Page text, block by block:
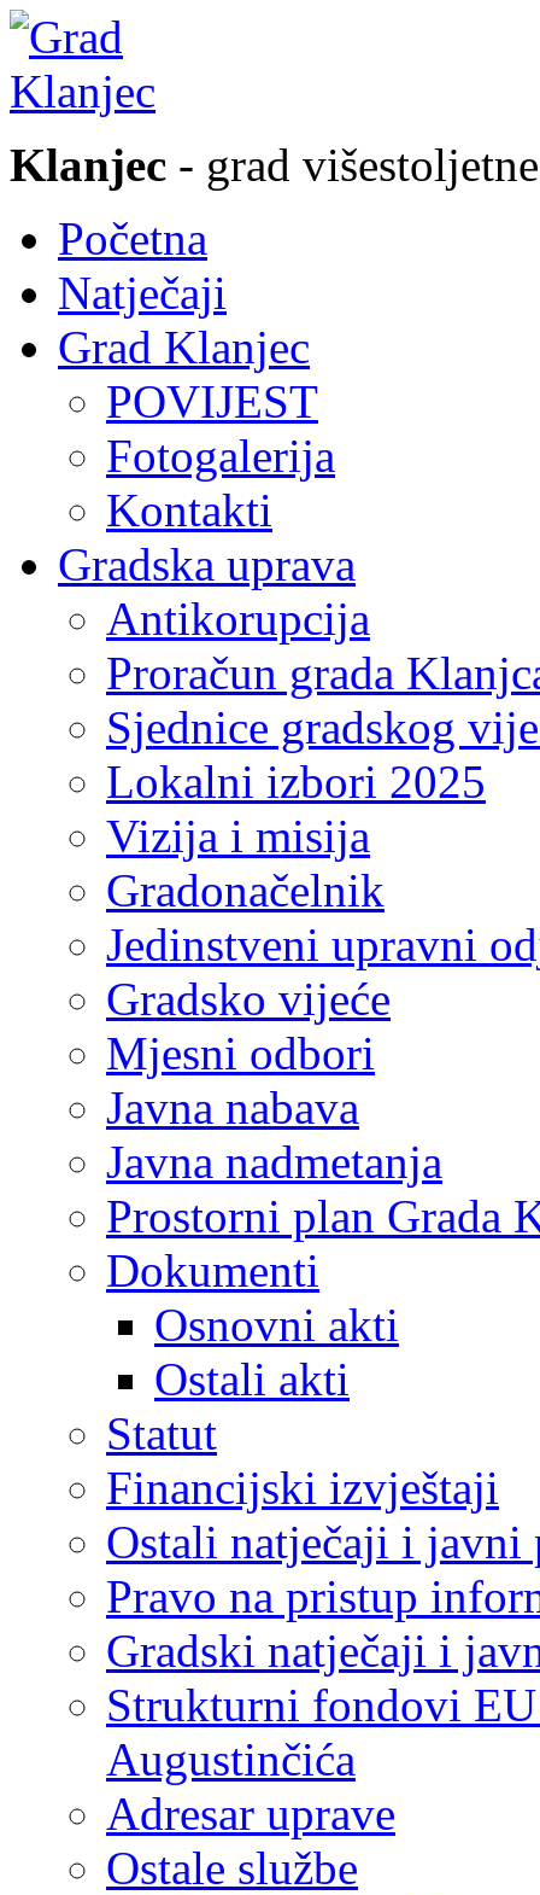
Klanjec - grad
Početna
Natječaji
Grad Klanjec
POVIJEST
Fotogalerija
Kontakti
Gradska uprava
Antikorupcija
Proračun grada
Sjednice gradskog
Lokalni izbori 2025
Vizija i misija
Gradonačelnik
Jedinstveni upravni
Gradsko vijeće
Mjesni odbori
Javna nabava
Javna nadmetanja
Prostorni plan Grada
Dokumenti
Osnovni akti
Ostali akti
Statut
Financijski izvještaji
Ostali natječaji i javni
Pravo na pristup
Gradski natječaji i
Strukturni fondovi
Augustinčića
Adresar uprave
Ostale službe